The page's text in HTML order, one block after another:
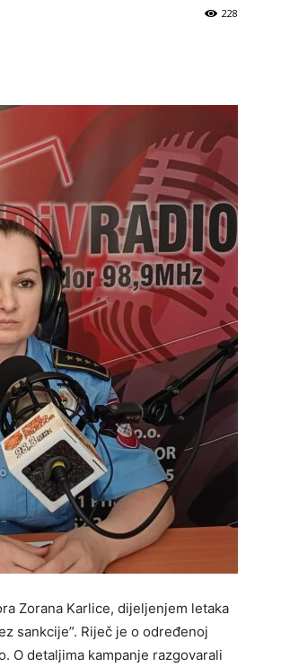
228
Zorana Karlice, dijeljenjem letaka
sankcije”. Riječ je o određenoj
O detaljima kampanje razgovarali